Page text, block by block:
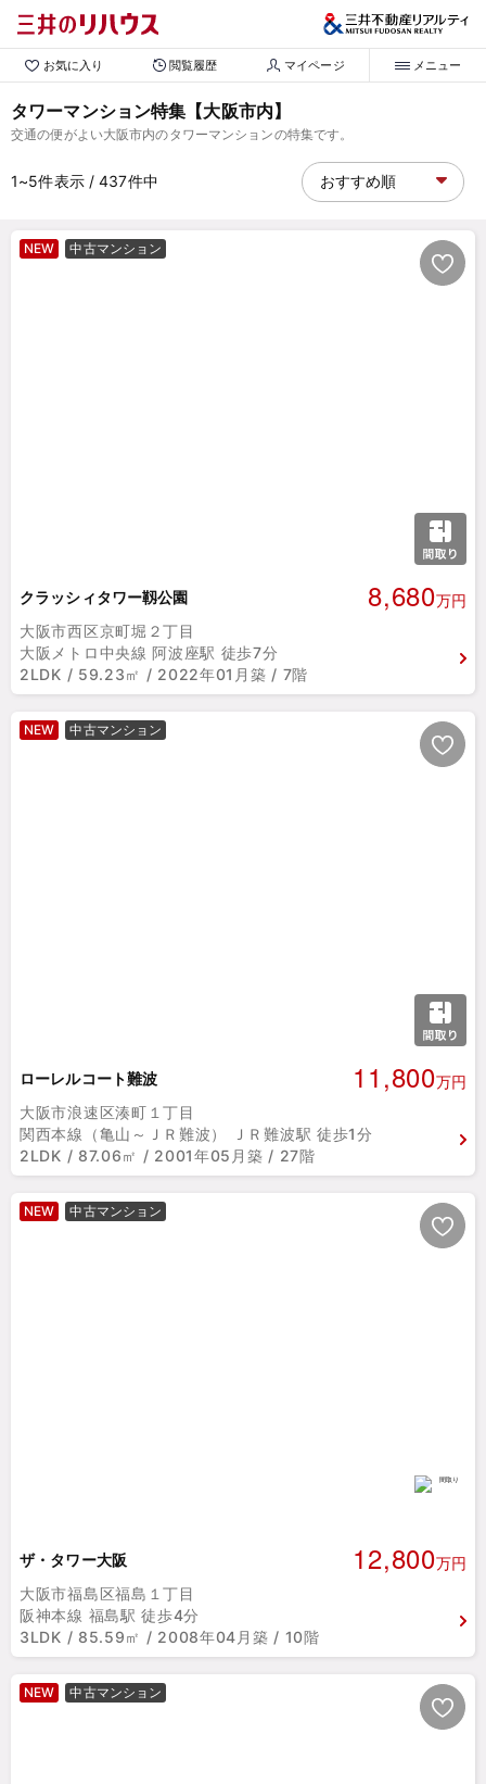
お気に入り 閲覧履歴 マイページ メニュー
タワーマンション特集【大阪市内】
交通の便がよい大阪市内のタワーマンションの特集です。
1~5件表示/ 437件中
NEW 中古マンション
クラッシィタワー靱公園 8,680万円
大阪市西区京町堀２丁目
大阪メトロ中央線 阿波座駅 徒歩7分
2LDK / 59.23㎡ / 2022年01月築 / 7階
NEW 中古マンション
ローレルコート難波 11,800万円
大阪市浪速区湊町１丁目
関西本線（亀山～ＪＲ難波） ＪＲ難波駅 徒歩1分
2LDK / 87.06㎡ / 2001年05月築 / 27階
NEW 中古マンション
ザ・タワー大阪 12,800万円
大阪市福島区福島１丁目
阪神本線 福島駅 徒歩4分
3LDK / 85.59㎡ / 2008年04月築 / 10階
NEW 中古マンション